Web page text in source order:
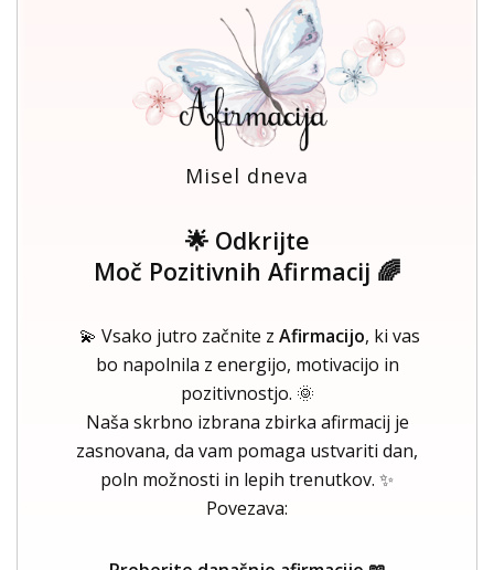
Misel dneva
🌟 Odkrijte
Moč Pozitivnih Afirmacij 🌈
💫 Vsako jutro začnite z Afirmacijo, ki vas
bo napolnila z energijo, motivacijo in
pozitivnostjo. 🌞
Naša skrbno izbrana zbirka afirmacij je
zasnovana, da vam pomaga ustvariti dan,
poln možnosti in lepih trenutkov. ✨
Povezava: